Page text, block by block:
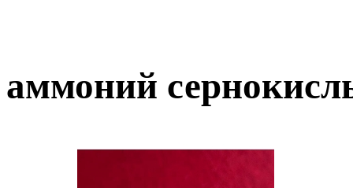
аммоний